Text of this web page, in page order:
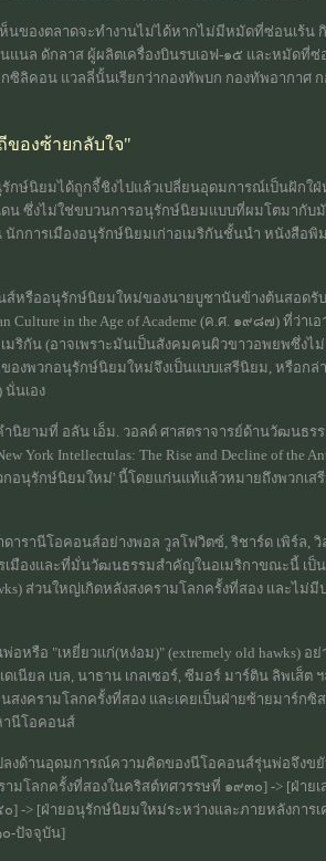
นของตลาดจะทำงานไม่ได้หากไม่มีหมัดที่ซ่อนเร้น
นล ดักลาส ผู้ผลิตเครื่องบินรบเอฟ-๑๕ และหมัดที่
ซิลิคอน แวลลี่นั้นเรียกว่ากองทัพบก กองทัพอากาศ
ของซ้ายกลับใจ"
กษ์นิยมได้ถูกจี้ชิงไปแล้วเปลี่ยนอุดมการณ์เป็นฝักใ
ดน ซึ่งไม่ใช่ขบวนการอนุรักษ์นิยมแบบที่ผมโตมากับ
กการเมืองอนุรักษ์นิยมเก่าอเมริกันชั้นนำ หนังสือพิม
หรืออนุรักษ์นิยมใหม่ของนายบูชานันข้างต้นสอดรับ
Culture in the Age of Academe (ค.ศ. ๑๙๘๗) ที่ว่
มริกัน (อาจเพราะมันเป็นสังคมคนผิวขาวอพยพซึ่งไ
งพวกอนุรักษ์นิยมใหม่จึงเป็นแบบเสรีนิยม, หรือก
นั่นเอง
นิยามที่ อลัน เอ็ม. วอลด์ ศาสตราจารย์ด้านวัฒนธ
York Intellectulas: The Rise and Decline of the
อนุรักษ์นิยมใหม่' นี้โดยแก่นแท้แล้วหมายถึงพวกเส
ดารานีโอคอนส์อย่างพอล วูลโฟวิตซ์, ริชาร์ด เพิร์ล,
เมืองและที่มั่นวัฒนธรรมสำคัญในอเมริกาขณะนี้ เ
ส่วนใหญ่เกิดหลังสงครามโลกครั้งที่สอง และไม่
อหรือ "เหยี่ยวแก่(หง่อม)" (extremely old hawks) อ
ดเนียล เบล, นาธาน เกลเซอร์, ซีมอร์ มาร์ติน ลิพเ
สงครามโลกครั้งที่สอง และเคยเป็นฝ่ายซ้ายมาร์ก
านีโอคอนส์
ลงด้านอุดมการณ์ความคิดของนีโอคอนส์รุ่นพ่อจึงข
มโลกครั้งที่สองในคริสต์ทศวรรษที่ ๑๙๓๐] -> [ฝ่าย
] -> [ฝ่ายอนุรักษ์นิยมใหม่ระหว่างและภายหลังการ
-ปัจจุบัน]